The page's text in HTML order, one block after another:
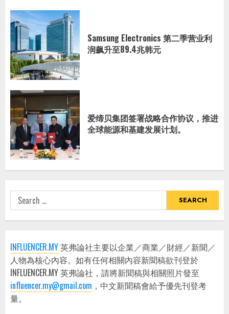
Samsung Electronics 第二季营业利
润飙升至89.4兆韩元
爱缔贝集团签署战略合作协议，推进
全球能源和基建发展计划。
Search
for:
INFLUENCER.MY英弗論社主要以企業／商業／財經／新聞／
人物為核心內容。如有任何相關內容新聞稿欲刊登於
INFLUENCER.MY 英弗論社，請將新聞稿與相關照片發至
influencer.my@gmail.com ，中文新聞稿會給予優先刊登考
量。